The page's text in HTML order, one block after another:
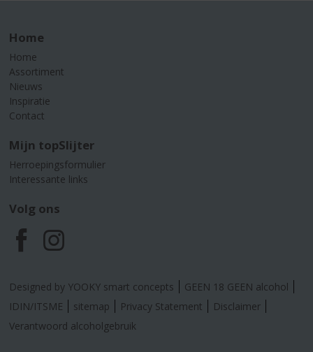
Home
Home
Assortiment
Nieuws
Inspiratie
Contact
Mijn topSlijter
Herroepingsformulier
Interessante links
Volg ons
F
a
c
I
n
s
Designed by YOOKY smart concepts
GEEN 18 GEEN alcohol
IDIN/ITSME
sitemap Privacy Statement
Disclaimer
Verantwoord alcoholgebruik